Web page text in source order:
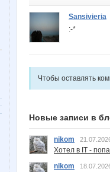
Sansivieria
:-*
Чтобы оставлять
Новые записи в
nikom
Хотел в IT -
nikom